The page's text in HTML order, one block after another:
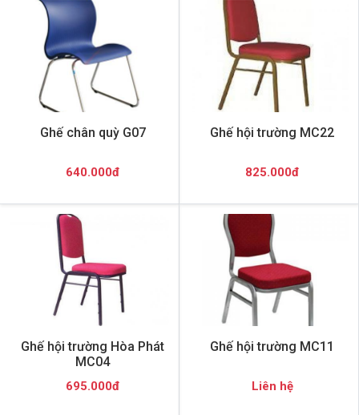
Ghế chân quỳ G07
640.000đ
Ghế hội trường MC22
825.000đ
Ghế hội trường Hòa Phát
MC04
695.000đ
Ghế hội trường MC11
Liên hệ